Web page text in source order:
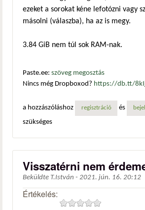
ezeket a sorokat kéne lefotózni vagy
másolni (válaszba), ha az is megy.
3.84 GiB nem túl sok RAM-nak.
Paste.ee: szöveg megosztás
Nincs még Dropboxod? https://db.tt/
a hozzászóláshoz
regisztráció és
szükséges
Visszatérni nem
Beküldte T.István - 2021. jún. 16. 20:12
Értékelés: